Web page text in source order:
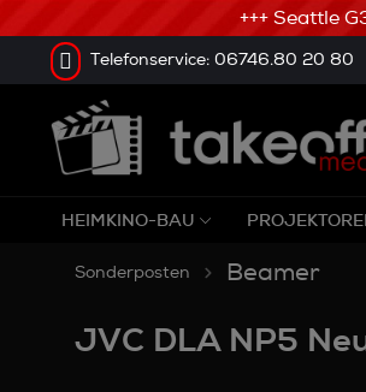
Telefonservice: 06746.80 20 80
+++ Seattle
HEIMKINO-BAU
Sonderposten Beamer
JVC DLA NP5